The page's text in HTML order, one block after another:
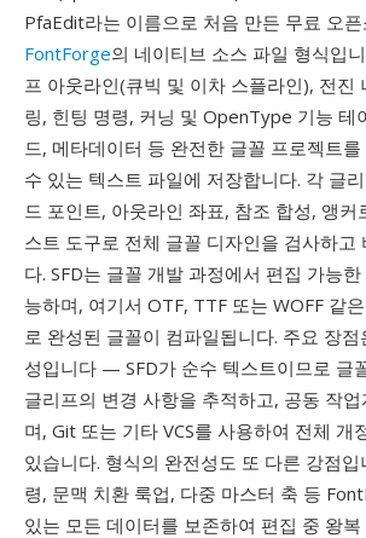
PfaEdit라는 이름으로 처음 만든 무료 오
FontForge의 네이티브 소스 파일 형식입
프 아웃라인(큐빅 및 이차 스플라인), 전진
링, 힌팅 명령, 커닝 및 OpenType 기능 테
드, 메타데이터 등 완전한 글꼴 프로젝트
수 있는 텍스트 파일에 저장합니다. 각 글
드 포인트, 아웃라인 좌표, 참조 합성, 앵커
스트 도구로 전체 글꼴 디자인을 검사하고
다. SFD는 글꼴 개발 과정에서 편집 가능
능하며, 여기서 OTF, TTF 또는 WOFF 같
로 완성된 글꼴이 컴파일됩니다. 주요 장
성입니다 — SFD가 순수 텍스트이므로 글
글리프의 변경 사항을 추적하고, 공동 작
며, Git 또는 기타 VCS를 사용하여 전체 개
있습니다. 형식의 완전성도 또 다른 강점
령, 문맥 치환 룩업, 다중 마스터 축 등
있는 모든 데이터를 보존하여 편집 중 왕